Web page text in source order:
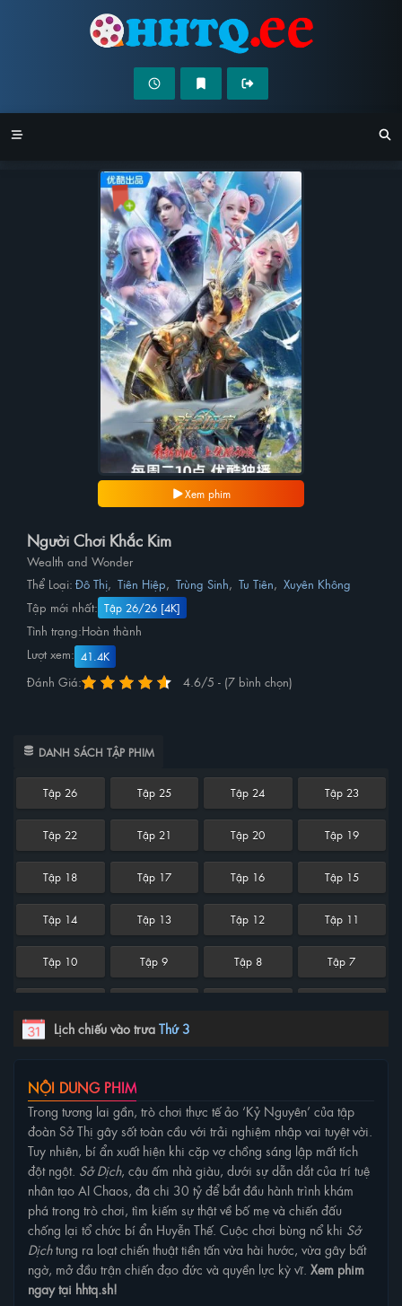
Xem phim
Người Chơi Khắc Kim
Wealth and Wonder
Thể Loại: Đô Thị, Tiên Hiệp, Trùng Sinh, Tu Tiên, Xuyên Không
Tập mới nhất: Tập 26/26 [4K]
Tình trạng:Hoàn thành
Lượt xem: 41.4K
Đánh Giá: 4.6/5 - (7 bình chọn)
DANH SÁCH TẬP PHIM
Tập 26 Tập 25 Tập 24 Tập 23
Tập 22 Tập 21 Tập 20 Tập 19
Tập 18 Tập 17 Tập 16 Tập 15
Tập 14 Tập 13 Tập 12 Tập 11
Tập 10 Tập 9 Tập 8 Tập 7
Lịch chiếu vào trưa Thứ 3
NỘI DUNG PHIM
Trong tương lai gần, trò chơi thực tế ảo ‘Kỷ Nguyên’ của tập
đoàn Sở Thị gây sốt toàn cầu với trải nghiệm nhập vai tuyệt vời.
Tuy nhiên, bí ẩn xuất hiện khi cặp vợ chồng sáng lập mất tích
đột ngột. Sở Dịch, cậu ấm nhà giàu, dưới sự dẫn dắt của trí tuệ
nhân tạo AI Chaos, đã chi 30 tỷ để bắt đầu hành trình khám
phá trong trò chơi, tìm kiếm sự thật về bố mẹ và chiến đấu
chống lại tổ chức bí ẩn Huyễn Thế. Cuộc chơi bùng nổ khi Sở
Dịchtung ra loạt chiến thuật tiền tấn vừa hài hước, vừa gây bất
ngờ, mở đầu trận chiến đạo đức và quyền lực kỳ vĩ. Xem phim
ngay tại hhtq.sh!